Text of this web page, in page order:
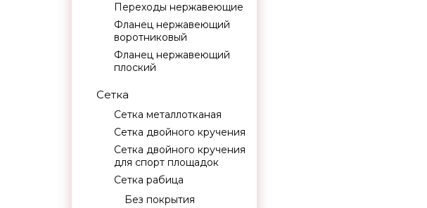
Переходы нержавеющие
Фланец нержавеющий
воротниковый
Фланец нержавеющий
плоский
Сетка
Сетка металлотканая
Сетка двойного кручения
Сетка двойного кручения
для спорт площадок
Сетка рабица
Без покрытия